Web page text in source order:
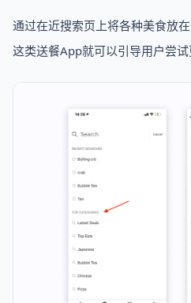
通过在近搜索页上将各种美食放
这类送餐App就可以引导用户尝试